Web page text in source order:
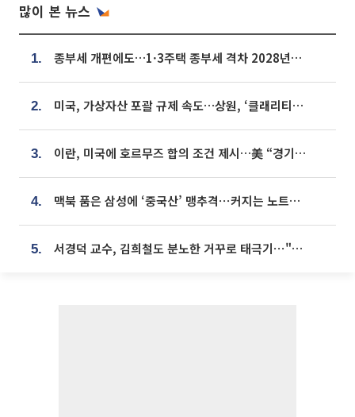
많이 본 뉴스
1. 종부세 개편에도…1·3주택 종부세 격차 2028년부터 확대
2. 미국, 가상자산 포괄 규제 속도…상원, ‘클래리티법’ 9월 절차투표 추진
3. 이란, 미국에 호르무즈 합의 조건 제시…美 “경기 아직 안 끝나” [종합]
4. 맥북 품은 삼성에 ‘중국산’ 맹추격⋯커지는 노트북 OLED 시장
5. 서경덕 교수, 김희철도 분노한 거꾸로 태극기⋯"엉터리는 아냐, 아쉬울 뿐"